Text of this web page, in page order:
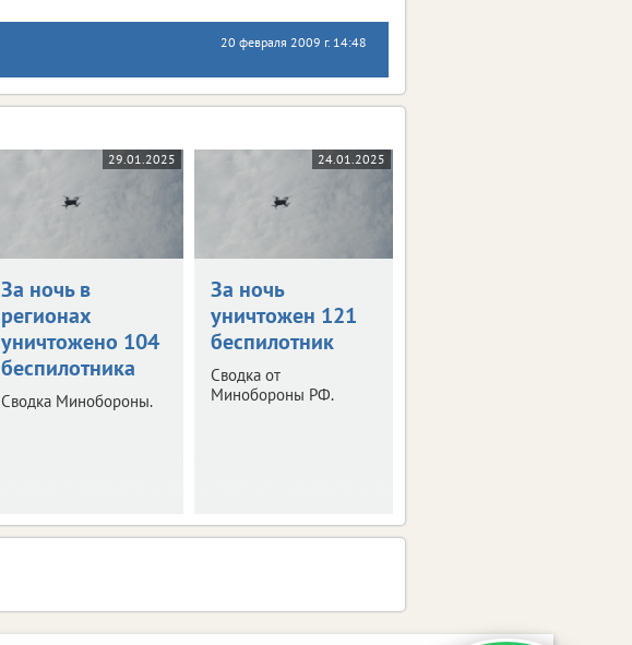
20 февраля 2009 г. 14:48
29.01.2025
За ночь в
регионах
уничтожено 104
беспилотника
Сводка Минобороны.
24.01.2025
За ночь
уничтожен 121
беспилотник
Сводка от
Минобороны РФ.